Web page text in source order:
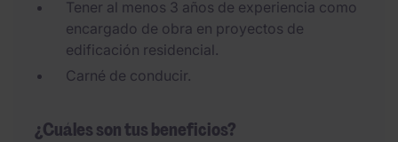
Tener al menos 3 años de experiencia como
encargado de obra en proyectos de
edificación residencial.
Carné de conducir.
¿Cuáles son tus beneficios?